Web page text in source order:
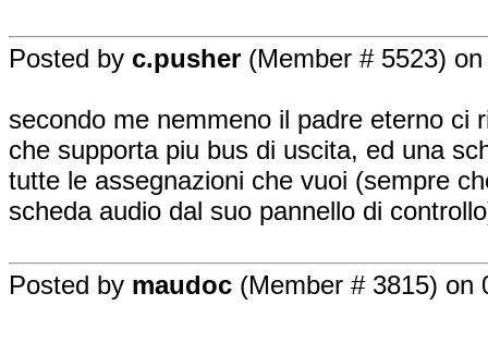
Posted by c.pusher (Member # 5523)
secondo me nemmeno il padre eterno ci
che supporta piu bus di uscita, ed una
tutte le assegnazioni che vuoi (sempre
scheda audio dal suo pannello di
Posted by maudoc (Member # 3815) on